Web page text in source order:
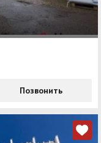
Позвонить